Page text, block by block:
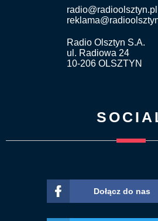
radio@radioolsztyn.pl
Radio Olsztyn S.A.
ul. Radiowa 24
10-206 OLSZTYN
Dołącz do nas